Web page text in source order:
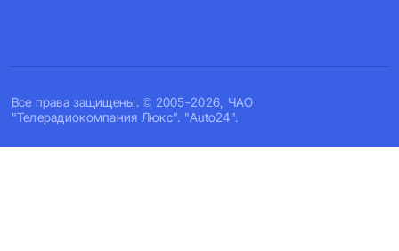
Все права защищены. © 2005-2026, ЧАО
"Телерадиокомпания Люкс". "Auto24".